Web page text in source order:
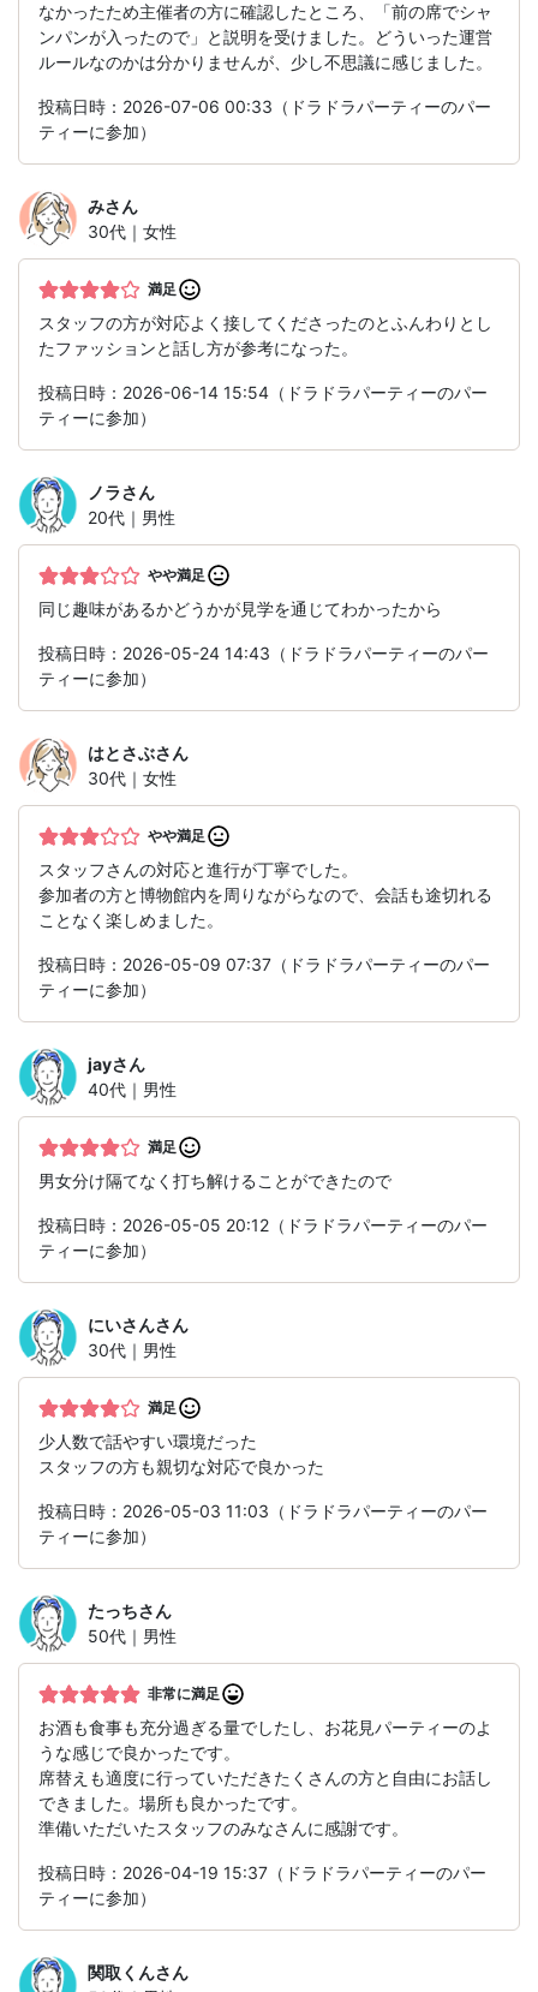
なかったため主催者の方に確認したところ、「前の席でシャ
ンパンが入ったので」と説明を受けました。どういった運営
ルールなのかは分かりませんが、少し不思議に感じました。
投稿日時：2026-07-06 00:33（ドラドラパーティーのパー
ティーに参加）
みさん
30代｜女性
満足
スタッフの方が対応よく接してくださったのとふんわりとし
たファッションと話し方が参考になった。
投稿日時：2026-06-14 15:54（ドラドラパーティーのパー
ティーに参加）
ノラさん
20代｜男性
やや満足
同じ趣味があるかどうかが見学を通じてわかったから
投稿日時：2026-05-24 14:43（ドラドラパーティーのパー
ティーに参加）
はとさぶさん
30代｜女性
やや満足
スタッフさんの対応と進行が丁寧でした。
参加者の方と博物館内を周りながらなので、会話も途切れる
ことなく楽しめました。
投稿日時：2026-05-09 07:37（ドラドラパーティーのパー
ティーに参加）
jayさん
40代｜男性
満足
男女分け隔てなく打ち解けることができたので
投稿日時：2026-05-05 20:12（ドラドラパーティーのパー
ティーに参加）
にいさんさん
30代｜男性
満足
少人数で話やすい環境だった
スタッフの方も親切な対応で良かった
投稿日時：2026-05-03 11:03（ドラドラパーティーのパー
ティーに参加）
たっちさん
50代｜男性
非常に満足
お酒も食事も充分過ぎる量でしたし、お花見パーティーのよ
うな感じで良かったです。
席替えも適度に行っていただきたくさんの方と自由にお話し
できました。場所も良かったです。
準備いただいたスタッフのみなさんに感謝です。
投稿日時：2026-04-19 15:37（ドラドラパーティーのパー
ティーに参加）
関取くんさん